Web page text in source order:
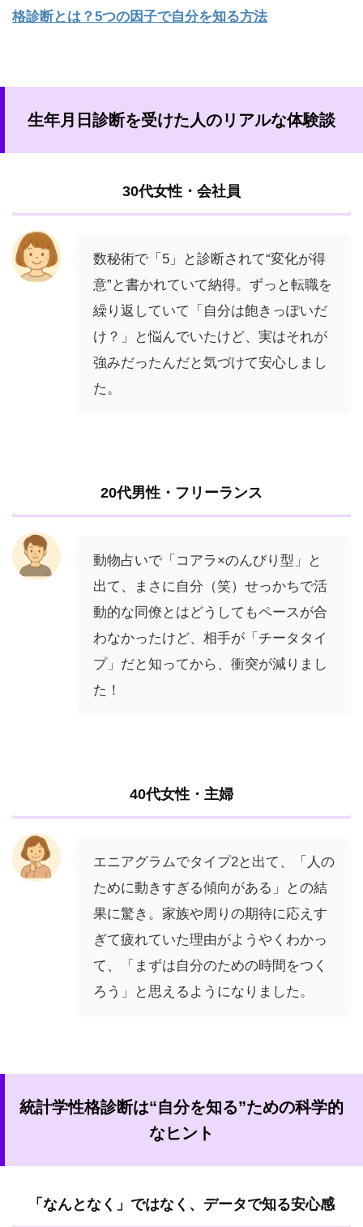
格診断とは？5つの因子で自分を知る方法
生年月日診断を受けた人のリアルな体験談
30代女性・会社員
数秘術で「5」と診断されて“変化が得
意”と書かれていて納得。ずっと転職を
繰り返していて「自分は飽きっぽいだ
け？」と悩んでいたけど、実はそれが
強みだったんだと気づけて安心しまし
た。
20代男性・フリーランス
動物占いで「コアラ×のんびり型」と
出て、まさに自分（笑）せっかちで活
動的な同僚とはどうしてもペースが合
わなかったけど、相手が「チータタイ
プ」だと知ってから、衝突が減りまし
た！
40代女性・主婦
エニアグラムでタイプ2と出て、「人の
ために動きすぎる傾向がある」との結
果に驚き。家族や周りの期待に応えす
ぎて疲れていた理由がようやくわかっ
て、「まずは自分のための時間をつく
ろう」と思えるようになりました。
統計学性格診断は“自分を知る”ための科学的
なヒント
「なんとなく」ではなく、データで知る安心感